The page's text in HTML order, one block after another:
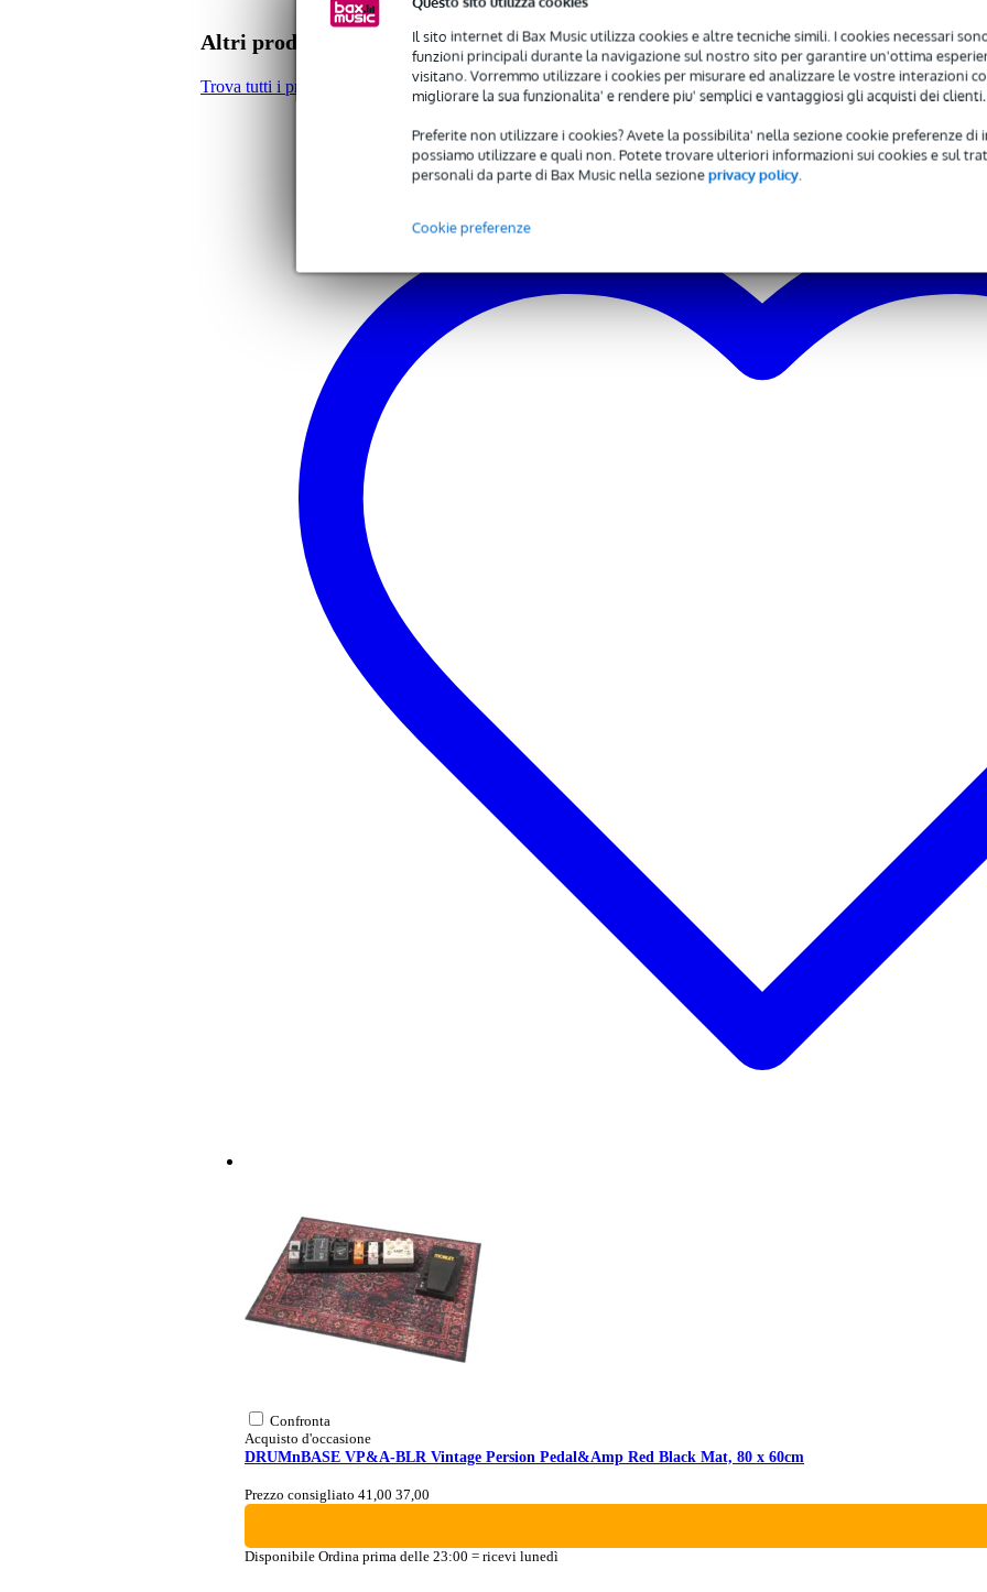
Il sito internet di Bax Music utilizza cookies e altre tecniche simili. I cookies necessari
funzioni principali durante la navigazione sul nostro sito per garantire un'ottima
visitano. Vorremmo utilizzare i cookies per misurare ed analizzare le vostre interazioni
migliorare la sua funzionalita' e rendere piu' semplici e vantaggiosi gli acquisti dei clienti.
Preferite non utilizzare i cookies? Avete la possibilita' nella sezione cookie preferenze di
possiamo utilizzare e quali non. Potete trovare ulteriori informazioni sui cookies e sul
personali da parte di Bax Music nella sezioneprivacy policy.
Cookie preferenze
dimensioni: 80 x 60 cm
Altri prodotti di DRUMnBASE
Trova tutti i prodotti del marchio DRUMnBASE
Confronta
Acquisto d'occasione
DRUMnBASE VP&A-BLR Vintage Persion Pedal&Amp Red Black Mat, 80 x 60cm
Prezzo consigliato 41,00 37,00
Disponibile Ordina prima delle 23:00 = ricevi lunedì